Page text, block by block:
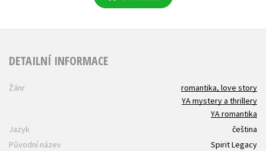
DETAILNÍ INFORMACE
Žánr
romantika, love story
YA mystery a thrillery
YA romantika
Jazyk
čeština
Původní název
Spirit Legacy